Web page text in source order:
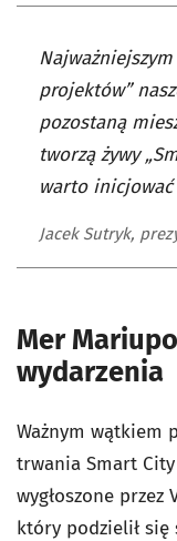
projektów”
pozostaną
tworzą żywy
warto
Jacek Sutryk,
Mer
wydarzenia
Ważnym wątkiem
trwania Smart
wygłoszone
który podzielił